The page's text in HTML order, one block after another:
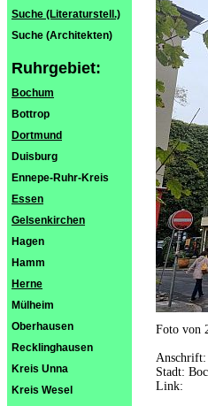
Suche (Literaturstell.)
Suche (Architekten)
Ruhrgebiet:
Bochum
Bottrop
Dortmund
Duisburg
Ennepe-Ruhr-Kreis
Essen
Gelsenkirchen
Hagen
Hamm
Herne
Mülheim
Oberhausen
Recklinghausen
Kreis Unna
Kreis Wesel
Foto von
Anschrift:
Stadt:
Link: